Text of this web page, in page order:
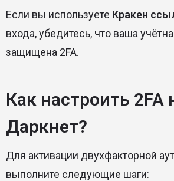
Если вы используете Кракен
входа, убедитесь, что ваша
защищена 2FA.
Как настроить 2FA
Даркнет?
Для активации двухфакторной
выполните следующие шаги: